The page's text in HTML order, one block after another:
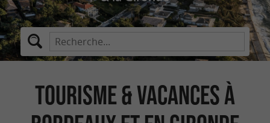
Tourisme & Vacances à